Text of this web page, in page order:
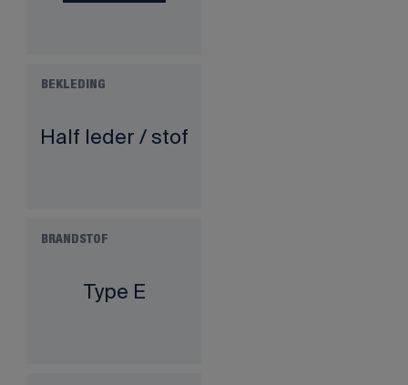
BEKLEDING
Half leder / stof
BRANDSTOF
Type E